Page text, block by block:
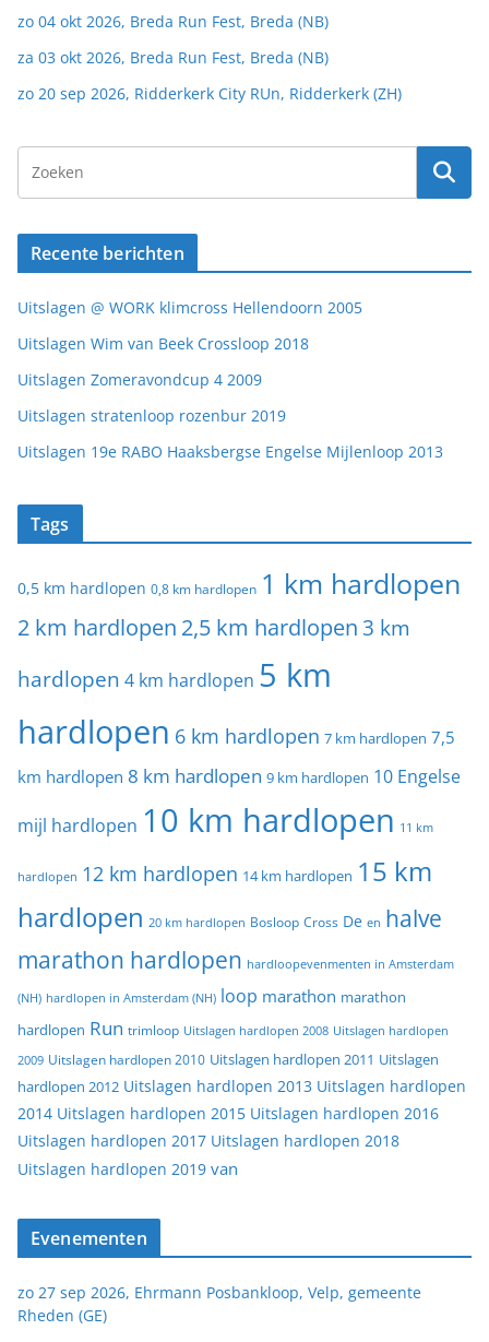
zo 04 okt 2026, Breda Run Fest, Breda (NB)
za 03 okt 2026, Breda Run Fest, Breda (NB)
zo 20 sep 2026, Ridderkerk City RUn, Ridderkerk (ZH)
Recente berichten
Uitslagen @ WORK klimcross Hellendoorn 2005
Uitslagen Wim van Beek Crossloop 2018
Uitslagen Zomeravondcup 4 2009
Uitslagen stratenloop rozenbur 2019
Uitslagen 19e RABO Haaksbergse Engelse Mijlenloop 2013
Tags
0,5 km hardlopen 0,8 km hardlopen 1 km hardlopen
2 km hardlopen 2,5 km hardlopen 3 km
hardlopen 4 km hardlopen 5 km
hardlopen 6 km hardlopen 7 km hardlopen 7,5
km hardlopen 8 km hardlopen 9 km hardlopen 10 Engelse
mijl hardlopen 10 km hardlopen 11 km
hardlopen 12 km hardlopen 14 km hardlopen 15 km
hardlopen 20 km hardlopen Bosloop Cross De en halve
marathon hardlopen hardloopevenmenten in Amsterdam
(NH) hardlopen in Amsterdam (NH) loop marathon marathon
hardlopen Run trimloop Uitslagen hardlopen 2008 Uitslagen hardlopen
2009 Uitslagen hardlopen 2010 Uitslagen hardlopen 2011 Uitslagen
hardlopen 2012 Uitslagen hardlopen 2013 Uitslagen hardlopen
2014 Uitslagen hardlopen 2015 Uitslagen hardlopen 2016
Uitslagen hardlopen 2017 Uitslagen hardlopen 2018
Uitslagen hardlopen 2019 van
Evenementen
zo 27 sep 2026, Ehrmann Posbankloop, Velp, gemeente
Rheden (GE)